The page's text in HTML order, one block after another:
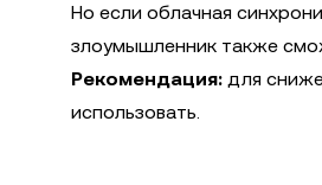
Но если облачная
злоумышленник также
Рекомендация: для
использовать.